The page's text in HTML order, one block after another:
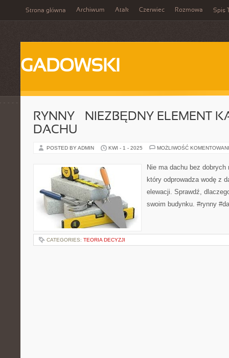
Strona główna Archiwum Atak Czerwiec Rozmowa Spis
GADOWSKI
RYNNY – NIEZBĘDNY ELEMENT
DACHU
POSTED BY ADMIN KWI - 1 - 2025 MOŻLIWOŚĆ
Nie ma dachu bez
który odprowadza wodę z
elewacji. Sprawdź,
swoim budynku. #rynny
CATEGORIES: TEORIA DECYZJI